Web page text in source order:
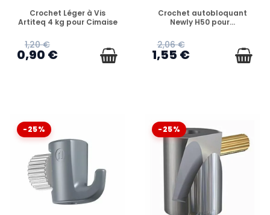
EN STOCK
Crochet Léger à Vis
Artiteq 4 kg pour Cimaise
1,20 €
0,90 €
EN STOCK
Crochet autobloquant
Newly H50 pour...
2,06 €
1,55 €
-25% -25%